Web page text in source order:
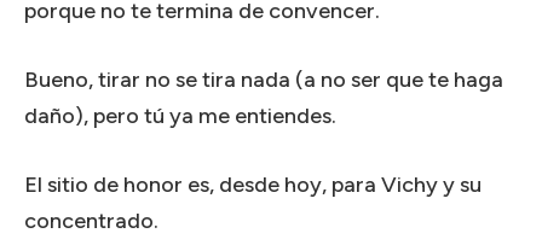
porque no te termina de convencer.
Bueno, tirar no se tira nada (a no ser que te haga
daño), pero tú ya me entiendes.
El sitio de honor es, desde hoy, para Vichy y su
concentrado.